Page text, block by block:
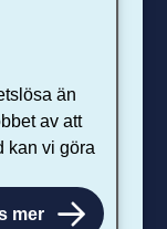
än
av att
kan vi göra
mer